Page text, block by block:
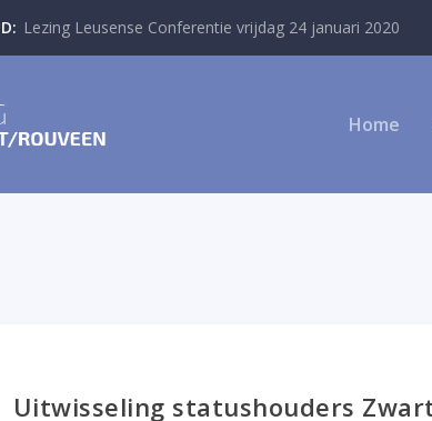
Lezing Leusense Conferentie vrijdag 24 januari 2020
Home
Uitwisseling statushouders